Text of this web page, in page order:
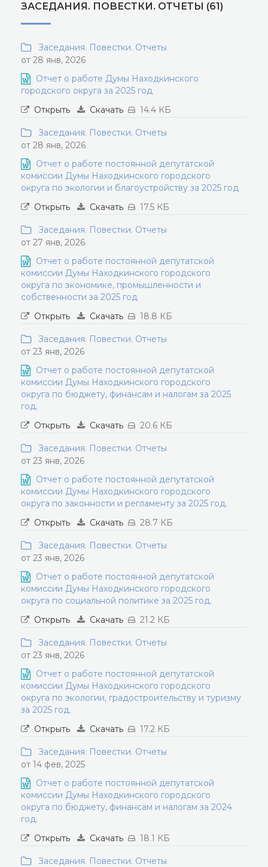
ЗАСЕДАНИЯ. ПОВЕСТКИ. ОТЧЕТЫ (61)
Заседания. Повестки. Отчеты
от 28 янв, 2026
Отчет о работе Думы Находкинского
городского округа за 2025 год
Открыть
Скачать 14.4 КБ
Заседания. Повестки. Отчеты
от 28 янв, 2026
Отчет о работе постоянной депутатской
комиссии Думы Находкинского городского
округа по экологии и благоустройству за 2025 год
Открыть
Скачать 17.5 КБ
Заседания. Повестки. Отчеты
от 27 янв, 2026
Отчет о работе постоянной депутатской
комиссии Думы Находкинского городского
округа по экономике, промышленности и
собственности за 2025 год
Открыть
Скачать 18.8 КБ
Заседания. Повестки. Отчеты
от 23 янв, 2026
Отчет о работе постоянной депутатской
комиссии Думы Находкинского городского
округа по бюджету, финансам и налогам за 2025
год.
Открыть
Скачать 20.6 КБ
Заседания. Повестки. Отчеты
от 23 янв, 2026
Отчет о работе постоянной депутатской
комиссии Думы Находкинского городского
округа по законности и регламенту за 2025 год.
Открыть
Скачать 28.7 КБ
Заседания. Повестки. Отчеты
от 23 янв, 2026
Отчет о работе постоянной депутатской
комиссии Думы Находкинского городского
округа по социальной политике за 2025 год.
Открыть
Скачать 21.2 КБ
Заседания. Повестки. Отчеты
от 23 янв, 2026
Отчет о работе постоянной депутатской
комиссии Думы Находкинского городского
округа по экологии, градостроительству и туризму
за 2025 год.
Открыть
Скачать 17.2 КБ
Заседания. Повестки. Отчеты
от 14 фев, 2025
Отчет о работе постоянной депутатской
комиссии Думы Находкинского городского
округа по бюджету, финансам и налогам за 2024
год.
Открыть
Скачать 18.1 КБ
Заседания. Повестки. Отчеты